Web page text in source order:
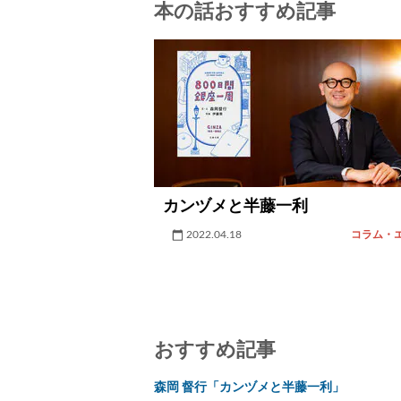
本の話おすすめ記事
カンヅメと半藤一利
2022.04.18 コラム・
おすすめ記事
森岡 督行「カンヅメと半藤一利」